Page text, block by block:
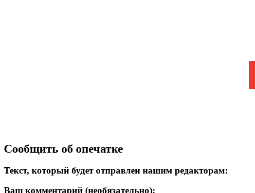
Сообщить об опечатке
Текст, который будет отправлен нашим редакторам:
Ваш комментарий (необязательно):